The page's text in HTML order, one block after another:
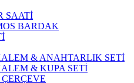
SAATİ
BARDAK
& ANAHTARLIK SETİ
& KUPA SETİ